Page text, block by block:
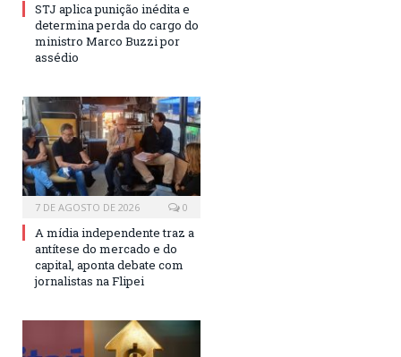
STJ aplica punição inédita e
determina perda do cargo do
ministro Marco Buzzi por
assédio
7 DE AGOSTO DE 2026 0
A mídia independente traz a
antítese do mercado e do
capital, aponta debate com
jornalistas na Flipei